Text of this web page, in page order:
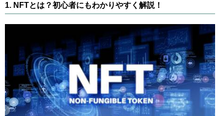
1. NFTとは？初心者にもわかりやすく解説！